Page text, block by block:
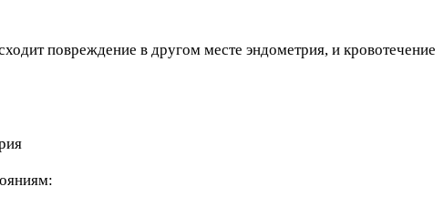
повреждение в другом месте эндометрия, и кровотечение